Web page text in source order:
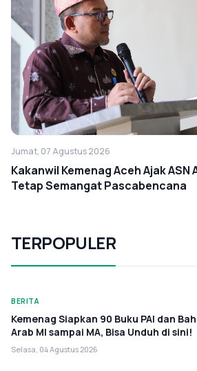
Jumat, 07 Agustus 2026
Kakanwil Kemenag Aceh Ajak ASN
Tetap Semangat Pascabencana
TERPOPULER
BERITA
Kemenag Siapkan 90 Buku PAI dan
Arab MI sampai MA, Bisa Unduh di sini!
Selasa, 04 Agustus 2026